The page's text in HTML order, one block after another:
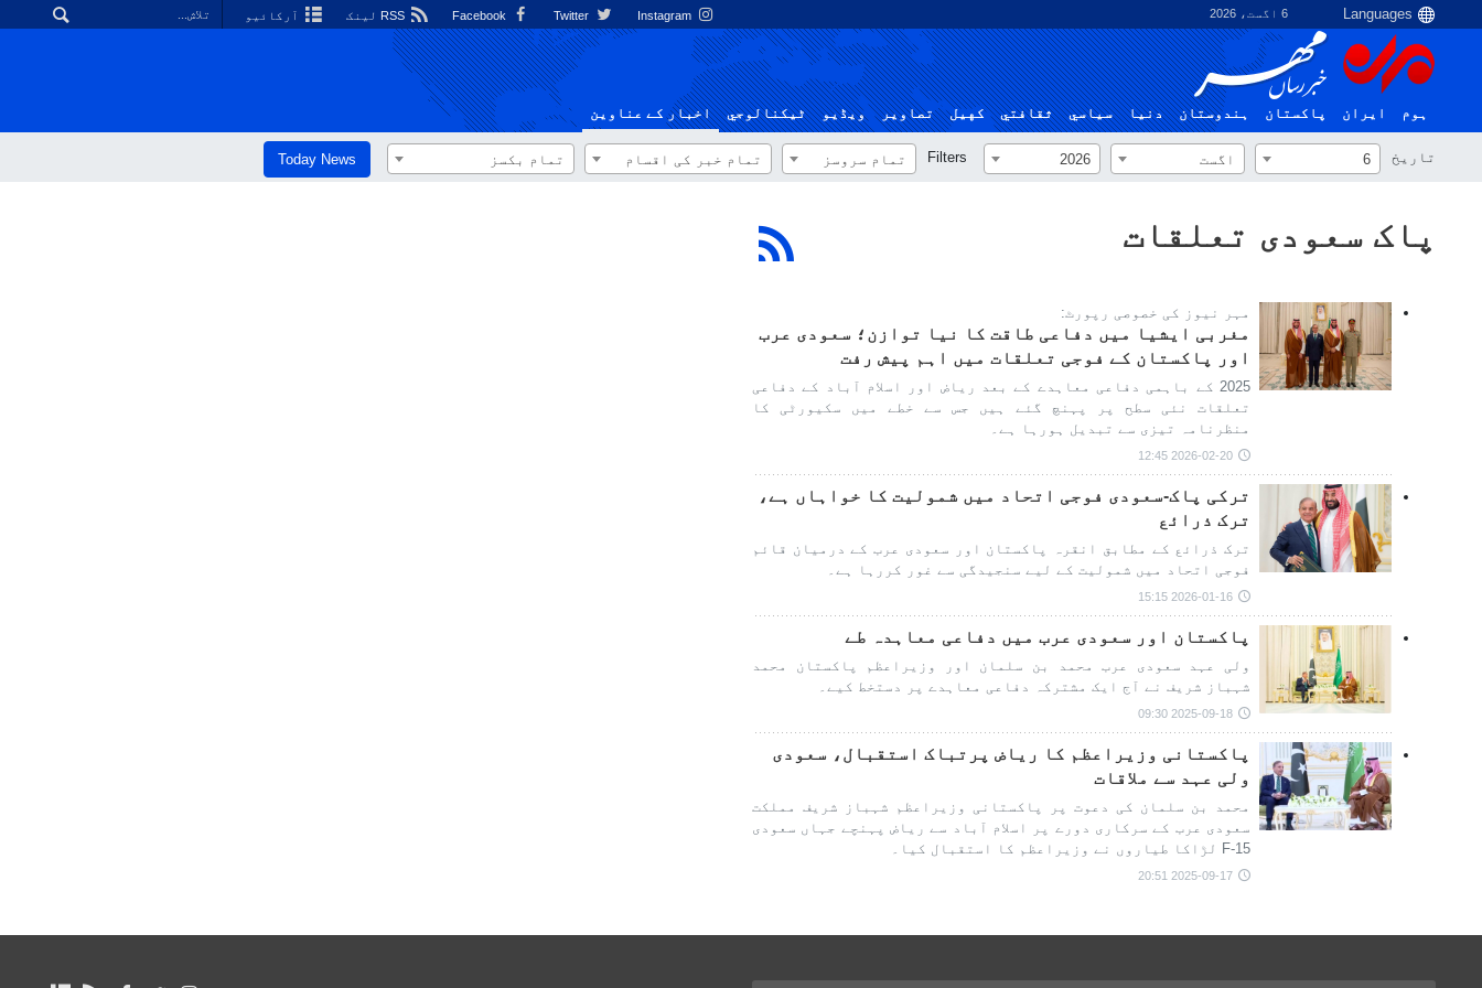
6 اگست، 2026 Instagram آرکائیو
ہوم ایران پاکستان ہندوستان دنیا سياسي ثقافتي کهيل تصاوير ویڈیو ٹيكنالوجي اخبار کے عناوین
تاریخ 6 اگست 2026
Filters تمام سروسز تمام خبر کی اقسام تمام بکسز Today News
پاک سعودی تعلقات
مہر نیوز کی خصوصی رپورٹ:
مغربی ایشیا میں دفاعی طاقت کا نیا توازن؛ سعودی عرب
اور پاکستان کے فوجی تعلقات میں اہم پیش رفت
2025 کے باہمی دفاعی معاہدے کے بعد ریاض اور اسلام آباد کے دفاعی
تعلقات نئی سطح پر پہنچ گئے ہیں جس سے خطے میں سکیورٹی کا
منظرنامہ تیزی سے تبدیل ہورہا ہے۔
2026-02-20 12:45
ترکی پاک-سعودی فوجی اتحاد میں شمولیت کا خواہاں ہے،
ترک ذرائع
ترک ذرائع کے مطابق انقرہ پاکستان اور سعودی عرب کے درمیان قائم
فوجی اتحاد میں شمولیت کے لیے سنجیدگی سے غور کررہا ہے۔
2026-01-16 15:15
پاکستان اور سعودی عرب میں دفاعی معاہدہ طے
ولی عہد سعودی عرب محمد بن سلمان اور وزیراعظم پاکستان محمد
شہباز شریف نے آج ایک مشترکہ دفاعی معاہدے پر دستخط کیے۔
2025-09-18 09:30
پاکستانی وزیراعظم کا ریاض پرتباک استقبال، سعودی
ولی عہد سے ملاقات
محمد بن سلمان کی دعوت پر پاکستانی وزیراعظم شہباز شریف مملکت
سعودی عرب کے سرکاری دورے پر اسلام آباد سے ریاض پہنچے جہاں سعودی
F-15 لڑاکا طیاروں نے وزیراعظم کا استقبال کیا۔
2025-09-17 20:51